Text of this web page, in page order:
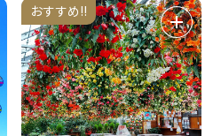
おすすめ!!